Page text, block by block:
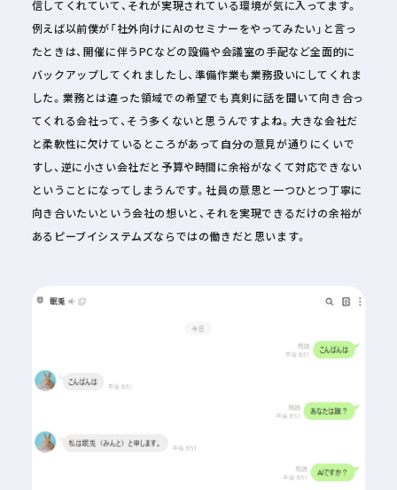
信してくれていて、それが実現されている環境が気に入ってます。
例えば以前僕が「社外向けにAIのセミナーをやってみたい」と言っ
たときは、開催に伴うPCなどの設備や会議室の手配など全面的に
バックアップしてくれましたし、準備作業も業務扱いにしてくれま
した。業務とは違った領域での希望でも真剣に話を聞いて向き合っ
てくれる会社って、そう多くないと思うんですよね。大きな会社だ
と柔軟性に欠けているところがあって自分の意見が通りにくいで
すし、逆に小さい会社だと予算や時間に余裕がなくて対応できない
ということになってしまうんです。社員の意思と一つひとつ丁寧に
向き合いたいという会社の想いと、それを実現できるだけの余裕が
あるピーブイシステムズならではの働きだと思います。